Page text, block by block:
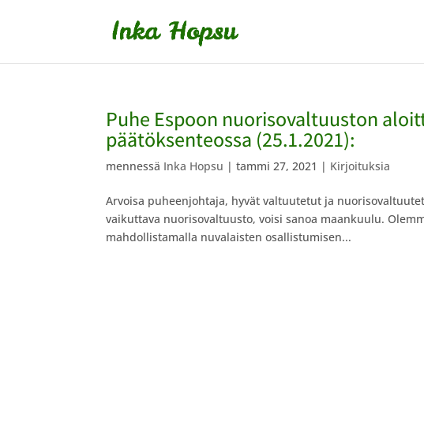
Puhe Espoon nuorisovaltuuston
päätöksenteossa (25.1.2021):
mennessä Inka Hopsu |tammi 27, 2021 | Kirjoituksia
Arvoisa puheenjohtaja, hyvät valtuutetut ja
vaikuttava nuorisovaltuusto, voisi sanoa maankuulu.
mahdollistamalla nuvalaisten osallistumisen...